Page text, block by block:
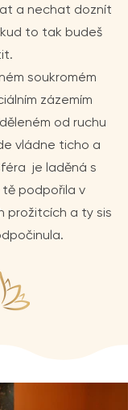
a nechat doznít
to tak budeš
soukromém
zázemím
od ruchu
vládne ticho a
je laděná s
podpořila v
prožitcích a ty sis